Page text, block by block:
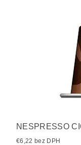
NESPRESSO
€6,22 bez DPH